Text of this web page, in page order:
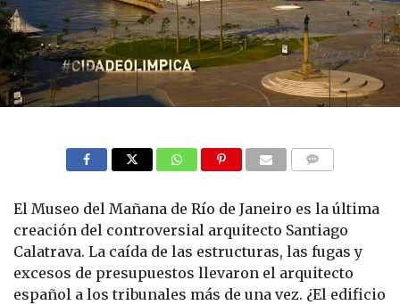
El Museo del Mañana de Río de Janeiro es la última
creación del controversial arquitecto Santiago
Calatrava. La caída de las estructuras, las fugas y
excesos de presupuestos llevaron el arquitecto
español a los tribunales más de una vez. ¿El edificio